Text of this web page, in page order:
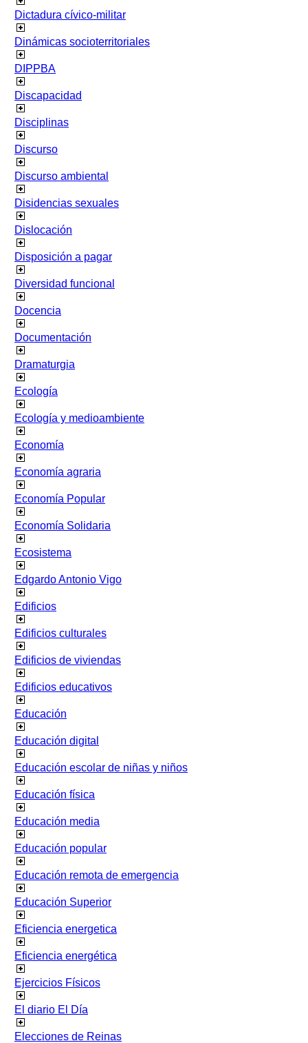
Dictadura cívico-militar
Dinámicas socioterritoriales
DIPPBA
Discapacidad
Disciplinas
Discurso
Discurso ambiental
Disidencias sexuales
Dislocación
Disposición a pagar
Diversidad funcional
Docencia
Documentación
Dramaturgia
Ecología
Ecología y medioambiente
Economía
Economía agraria
Economía Popular
Economía Solidaria
Ecosistema
Edgardo Antonio Vigo
Edificios
Edificios culturales
Edificios de viviendas
Edificios educativos
Educación
Educación digital
Educación escolar de niñas y niños
Educación física
Educación media
Educación popular
Educación remota de emergencia
Educación Superior
Eficiencia energetica
Eficiencia energética
Ejercicios Físicos
El diario El Día
Elecciones de Reinas